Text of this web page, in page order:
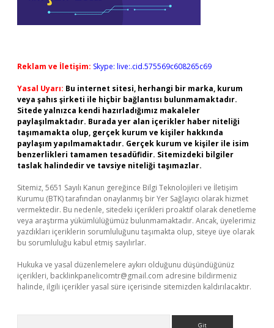
Reklam ve İletişim: Skype: live:.cid.575569c608265c69
Yasal Uyarı: Bu internet sitesi, herhangi bir marka, kurum
veya şahıs şirketi ile hiçbir bağlantısı bulunmamaktadır.
Sitede yalnızca kendi hazırladığımız makaleler
paylaşılmaktadır. Burada yer alan içerikler haber niteliği
taşımamakta olup, gerçek kurum ve kişiler hakkında
paylaşım yapılmamaktadır. Gerçek kurum ve kişiler ile isim
benzerlikleri tamamen tesadüfidir. Sitemizdeki bilgiler
taslak halindedir ve tavsiye niteliği taşımazlar.
Sitemiz, 5651 Sayılı Kanun gereğince Bilgi Teknolojileri ve İletişim
Kurumu (BTK) tarafından onaylanmış bir Yer Sağlayıcı olarak hizmet
vermektedir. Bu nedenle, sitedeki içerikleri proaktif olarak denetleme
veya araştırma yükümlülüğümüz bulunmamaktadır. Ancak, üyelerimiz
yazdıkları içeriklerin sorumluluğunu taşımakta olup, siteye üye olarak
bu sorumluluğu kabul etmiş sayılırlar.
Hukuka ve yasal düzenlemelere aykırı olduğunu düşündüğünüz
içerikleri, backlinkpanelicomtr@gmail.com adresine bildirmeniz
halinde, ilgili içerikler yasal süre içerisinde sitemizden kaldırılacaktır.